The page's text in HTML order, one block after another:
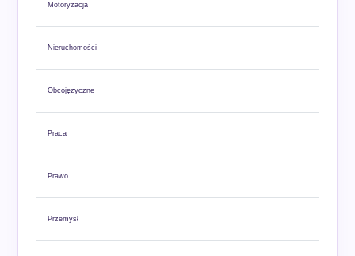
Motoryzacja
Nieruchomości
Obcojęzyczne
Praca
Prawo
Przemysł